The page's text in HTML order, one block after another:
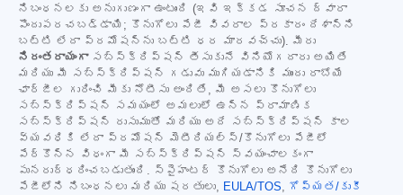
నిబంధనలకు అనుగుణంగా ఉంటుంది (ఇవి ఇక్కడ సూచన ద్వారా
పొందుపరచబడ్డాయి; కొనుగోలు పేజీ వివరాల ప్రకారం దేశాన్ని
బట్టి లేదా ప్రమోషన్‌ను బట్టి ధర మారవచ్చు). మీరు
నిరంతరాయంగాసబ్‌స్క్రిప్షన్ తీసుకునే వినియోగదారు అయితే
మరియు మీ సబ్‌స్క్రిప్షన్ గడువు ముగియడానికి ముందు రాబోయే
ఛార్జీల గురించి మీకు నోటీసు అందితే, మీ అసలు కొనుగోలు
సబ్‌స్క్రిప్షన్ సమయంలో అమలులో ఉన్న ప్రామాణిక
సబ్‌స్క్రిప్షన్ రుసుముతో మరియు అదే సబ్‌స్క్రిప్షన్ కాల
వ్యవధికి లేదా ప్రమోషన్ మెటీరియల్స్/కొనుగోలు పేజీలో
పేర్కొన్న విధంగా మీ సబ్‌స్క్రిప్షన్ స్వయంచాలకంగా
పునరుద్ధరించబడుతుంది. స్పైహంటర్ కొనుగోలు అనేది కొనుగోలు
పేజీలోని నిబంధనలు మరియు షరతులు,
EULA/TOS
గోప్యత/కుకీ